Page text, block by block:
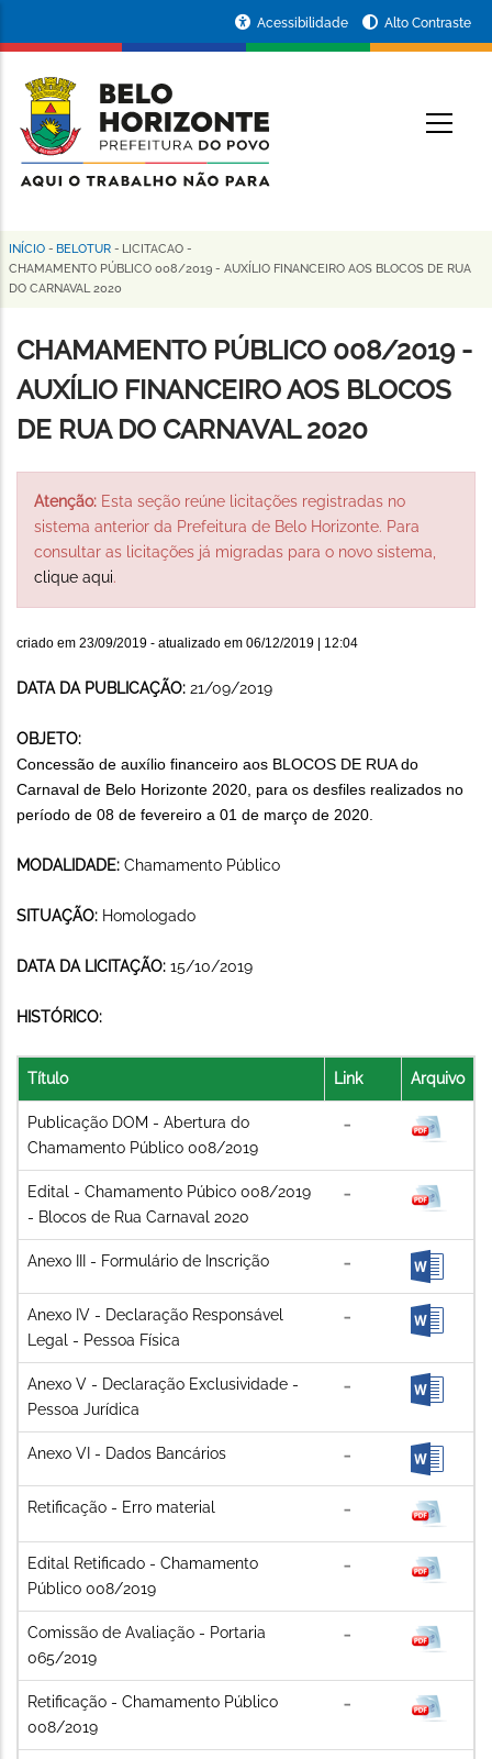
conteúdo
principal
da
Prefeitura
de
Horizonte
Acessibilidade Alto Contraste
Trilha
de
navegação
INÍCIO - BELOTUR - LICITACAO -
CHAMAMENTO PÚBLICO 008/2019 - AUXÍLIO FINANCEIRO AOS BLOCOS DE RUA
DO CARNAVAL 2020
CHAMAMENTO PÚBLICO 008/2019 -
AUXÍLIO FINANCEIRO AOS BLOCOS
DE RUA DO CARNAVAL 2020
Atenção: Esta seção reúne licitações registradas no
sistema anterior da Prefeitura de Belo Horizonte. Para
consultar as licitações já migradas para o novo sistema,
clique aqui.
criado em 23/09/2019 - atualizado em 06/12/2019 | 12:04
DATA DA PUBLICAÇÃO: 21/09/2019
OBJETO:
Concessão de auxílio financeiro aos BLOCOS DE RUA do
Carnaval de Belo Horizonte 2020, para os desfiles realizados no
período de 08 de fevereiro a 01 de março de 2020.
MODALIDADE: Chamamento Público
SITUAÇÃO: Homologado
DATA DA LICITAÇÃO: 15/10/2019
HISTÓRICO:
Título Link Arquivo
Publicação DOM - Abertura do
Chamamento Público 008/2019
Edital - Chamamento Púbico 008/2019
- Blocos de Rua Carnaval 2020
Anexo III - Formulário de Inscrição
Anexo IV - Declaração Responsável
Legal - Pessoa Física
Anexo V - Declaração Exclusividade -
Pessoa Jurídica
Anexo VI - Dados Bancários
Retificação - Erro material
Edital Retificado - Chamamento
Público 008/2019
Comissão de Avaliação - Portaria
065/2019
Retificação - Chamamento Público
008/2019